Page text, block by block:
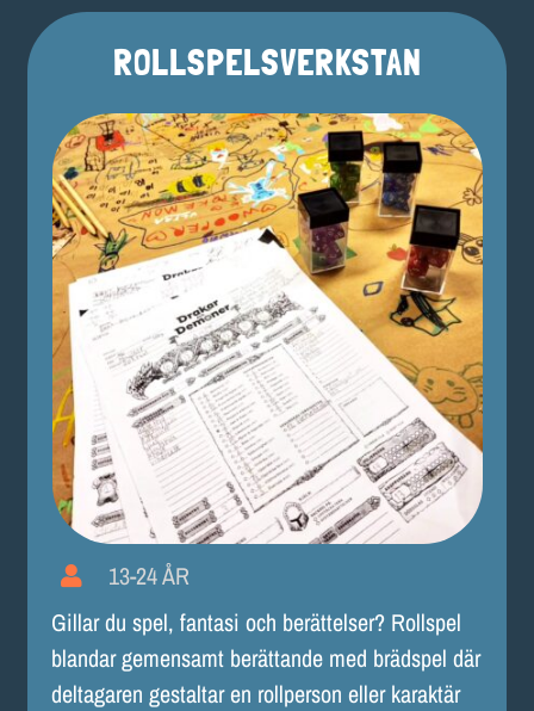
ROLLSPELSVERKSTAN
13-24 ÅR
Gillar du spel, fantasi och berättelser? Rollspel
blandar gemensamt berättande med brädspel där
deltagaren gestaltar en rollperson eller karaktär